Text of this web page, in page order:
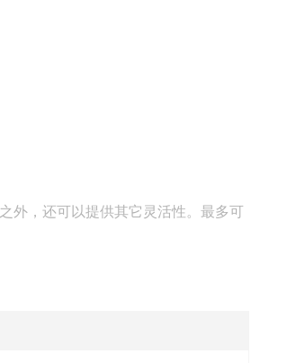
外，还可以提供其它灵活性。最多可